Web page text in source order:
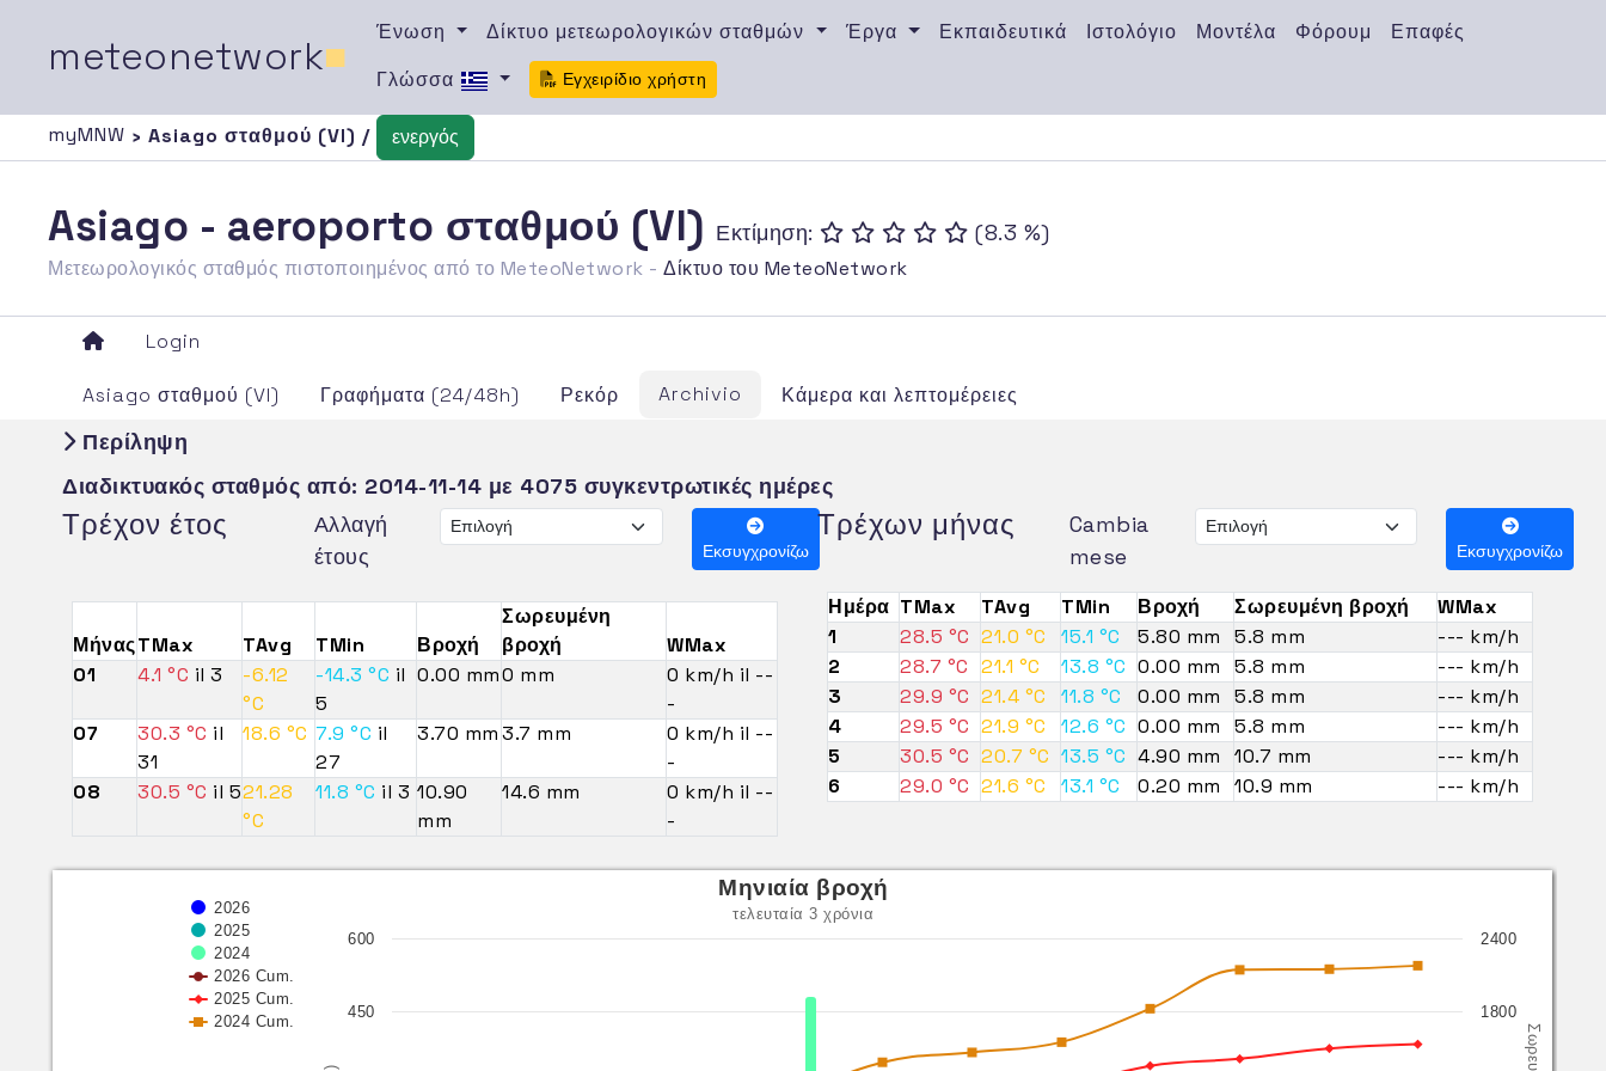
meteonetwork■
Ένωση Δίκτυο μετεωρολογικών σταθμών Έργα Εκπαιδευτικά Ιστολόγιο Μοντέλα Φόρουμ
Επαφές
Γλώσσα
Εγχειρίδιο χρήστη
myMNW › Asiago σταθμού (VI) / ενεργός
Asiago - aeroporto σταθμού (VI) Εκτίμηση: (8.3 %)
Μετεωρολογικός σταθμός πιστοποιημένος από το MeteoNetwork -Δίκτυο του MeteoNetwork
Login
Asiago σταθμού (VI) Γραφήματα (24/48h) Ρεκόρ Archivio Κάμερα και λεπτομέρειες
Περίληψη
Διαδικτυακός σταθμός από: 2014-11-14 με 4075 συγκεντρωτικές ημέρες
Τρέχον έτος
Αλλαγή
έτους
Εκσυγχρονίζω
Τρέχων μήνας
Cambia
mese
Εκσυγχρονίζω
ΜήναςTMax TAvg TMin Βροχή
Σωρευμένη
βροχή
WMax
01
4.1 °C il 3
-6.12
°C
-14.3 °C il
5
0.00 mm0 mm
0 km/h il --
-
07
30.3 °C il
31
18.6 °C 7.9 °C il
27
3.70 mm 3.7 mm
0 km/h il --
-
08
30.5 °C il 521.28
°C
11.8 °C il 3 10.90
mm
14.6 mm
0 km/h il --
-
Ημέρα TMax TAvg TMin Βροχή Σωρευμένη βροχή
WMax
1
28.5 °C 21.0 °C 15.1 °C 5.80 mm 5.8 mm
--- km/h
2
28.7 °C 21.1 °C 13.8 °C 0.00 mm 5.8 mm
--- km/h
3
29.9 °C 21.4 °C 11.8 °C 0.00 mm 5.8 mm
--- km/h
4
29.5 °C 21.9 °C 12.6 °C 0.00 mm 5.8 mm
--- km/h
5
30.5 °C 20.7 °C 13.5 °C 4.90 mm 10.7 mm
--- km/h
6
29.0 °C 21.6 °C 13.1 °C 0.20 mm 10.9 mm --- km/h
Μηνιαία βροχή
τελευταία 3 χρόνια
2026
2025
2024
2026 Cum.
2025 Cum.
2024 Cum.
450
600
1800
2400